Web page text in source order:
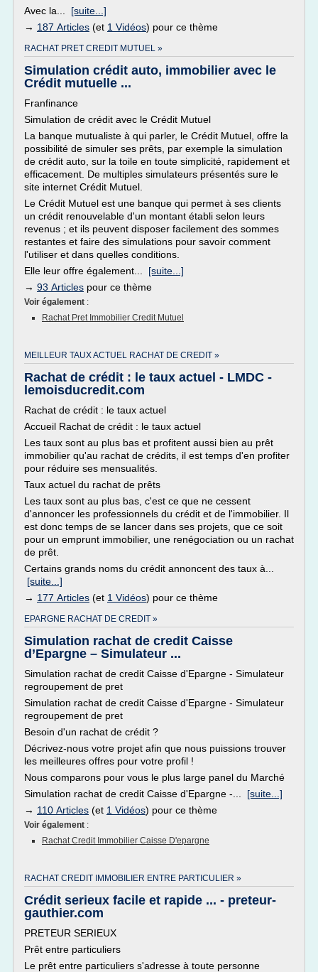
Avec la... [suite...]
→ 187 Articles (et 1 Vidéos) pour ce thème
RACHAT PRET CREDIT MUTUEL »
Simulation crédit auto, immobilier avec le
Crédit mutuelle ...
Franfinance
Simulation de crédit avec le Crédit Mutuel
La banque mutualiste à qui parler, le Crédit Mutuel, offre la
possibilité de simuler ses prêts, par exemple la simulation
de crédit auto, sur la toile en toute simplicité, rapidement et
efficacement. De multiples simulateurs présentés sure le
site internet Crédit Mutuel.
Le Crédit Mutuel est une banque qui permet à ses clients
un crédit renouvelable d'un montant établi selon leurs
revenus ; et ils peuvent disposer facilement des sommes
restantes et faire des simulations pour savoir comment
l'utiliser et dans quelles conditions.
Elle leur offre également... [suite...]
→ 93 Articles pour ce thème
Voir également :
Rachat Pret Immobilier Credit Mutuel
MEILLEUR TAUX ACTUEL RACHAT DE CREDIT »
Rachat de crédit : le taux actuel - LMDC -
lemoisducredit.com
Rachat de crédit : le taux actuel
Accueil Rachat de crédit : le taux actuel
Les taux sont au plus bas et profitent aussi bien au prêt
immobilier qu'au rachat de crédits, il est temps d'en profiter
pour réduire ses mensualités.
Taux actuel du rachat de prêts
Les taux sont au plus bas, c'est ce que ne cessent
d'annoncer les professionnels du crédit et de l'immobilier. Il
est donc temps de se lancer dans ses projets, que ce soit
pour un emprunt immobilier, une renégociation ou un rachat
de prêt.
Certains grands noms du crédit annoncent des taux à...
[suite...]
→ 177 Articles (et 1 Vidéos) pour ce thème
EPARGNE RACHAT DE CREDIT »
Simulation rachat de credit Caisse
d’Epargne – Simulateur ...
Simulation rachat de credit Caisse d'Epargne - Simulateur
regroupement de pret
Simulation rachat de credit Caisse d'Epargne - Simulateur
regroupement de pret
Besoin d'un rachat de crédit ?
Décrivez-nous votre projet afin que nous puissions trouver
les meilleures offres pour votre profil !
Nous comparons pour vous le plus large panel du Marché
Simulation rachat de credit Caisse d'Epargne -... [suite...]
→ 110 Articles (et 1 Vidéos) pour ce thème
Voir également :
Rachat Credit Immobilier Caisse D'epargne
RACHAT CREDIT IMMOBILIER ENTRE PARTICULIER »
Crédit serieux facile et rapide ... - preteur-
gauthier.com
PRETEUR SERIEUX
Prêt entre particuliers
Le prêt entre particuliers s'adresse à toute personne